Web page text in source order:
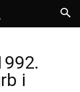
i